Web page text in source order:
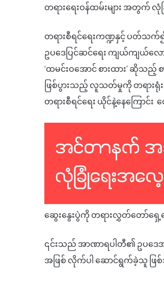
တရားရေးဝန်ထမ်းများ အတွက်
တရားစီရင်ရေးကဏ္ဍနှင့် ပတ်သက်
ဥပဒေပြင်ဆင်ရေး ကျယ်ကျယ်
‘ထမင်းဝအောင် စားထား’ ဆိုသည့် စာ
ဖြစ်ပွားသည့် လူသတ်မှုကို တရားရုံ
တရားစီရင်ရေး ယိုင်နဲ့နေကြောင်း
ဆွေးနွေးပွဲကို တရားလွှတ်တော်ရှ
၎င်းသည် အာဏာရပါတီ၏ ဥပဒေ
အဖြစ် လိုက်ပါ ဆောင်ရွက်ခဲ့သူ ဖြ